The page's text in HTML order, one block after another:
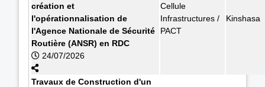
création et
l'opérationnalisation de
l'Agence Nationale de Sécurité
Routière (ANSR) en RDC
24/07/2026
Cellule
Infrastructures /
PACT
Kinshasa
Travaux de Construction d'un